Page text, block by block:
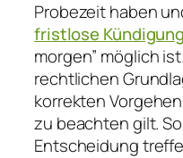
Probezeit haben
fristlose Kündigung
morgen” möglich
rechtlichen
korrekten
zu beachten gilt.
Entscheidung